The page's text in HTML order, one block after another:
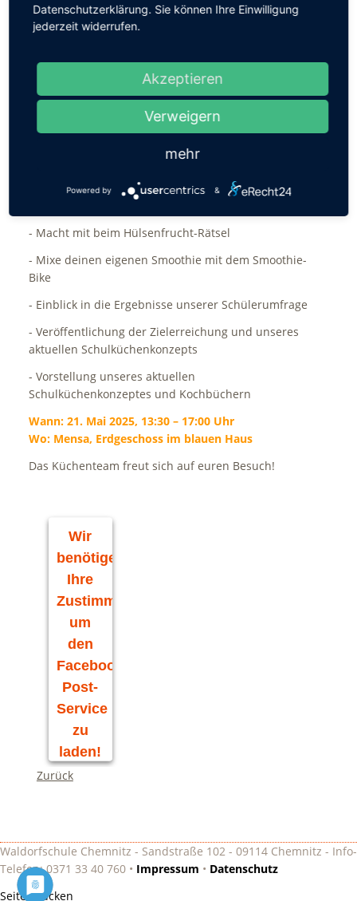
konkreter Zahlen zeigen wir, wie gut wir unsere Ziele
bisher erreichen konnten.
Das erwartet euch:
- Blick hinter die Kulissen unserer Schulküche –
schaut in die großen Kochgeräte
- Probiert das Tagesgericht
- Nehmt euch Rezeptkarten mit nach Hause
- Trefft unsere Lieferanten und erfahrt mehr über
- Macht mit beim Hülsenfrucht-Rätsel
- Mixe deinen eigenen Smoothie mit dem Smoothie-
Bike
- Einblick in die Ergebnisse unserer Schülerumfrage
- Veröffentlichung der Zielerreichung und unseres
aktuellen Schulküchenkonzepts
- Vorstellung unseres aktuellen
Schulküchenkonzeptes und Kochbüchern
Wann: 21. Mai 2025, 13:30 – 17:00 Uhr
Wo: Mensa, Erdgeschoss im blauen Haus
Das Küchenteam freut sich auf euren Besuch!
Wir
benötigen
Ihre
Zustimmung,
um
den
Facebook
Post-
Service
zu
laden!
Wir
Inhalte
einzubetten.
Service
Zurück
Waldorfschule Chemnitz - Sandstraße 102 - 09114 Chemnitz - Info-
Telefon: 0371 33 40 760 • Impressum • Datenschutz
Seite drucken
Datenschutzerklärung. Sie können Ihre Einwilligung
jederzeit widerrufen.
Akzeptieren
Verweigern
mehr
Powered by &